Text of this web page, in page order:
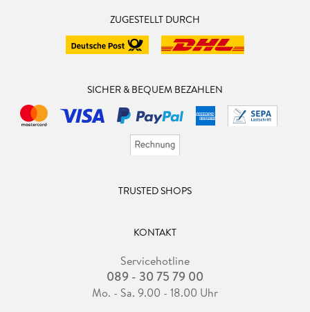
ZUGESTELLT DURCH
SICHER & BEQUEM BEZAHLEN
TRUSTED SHOPS
KONTAKT
Servicehotline
089 - 30 75 79 00
Mo. - Sa. 9.00 - 18.00 Uhr